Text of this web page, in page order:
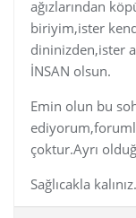
ağızlarından
biriyim,ister
dininizden,ister
İNSAN olsun.
Emin olun bu
çoktur.Ayrı
Sağlıcakla kalınız.